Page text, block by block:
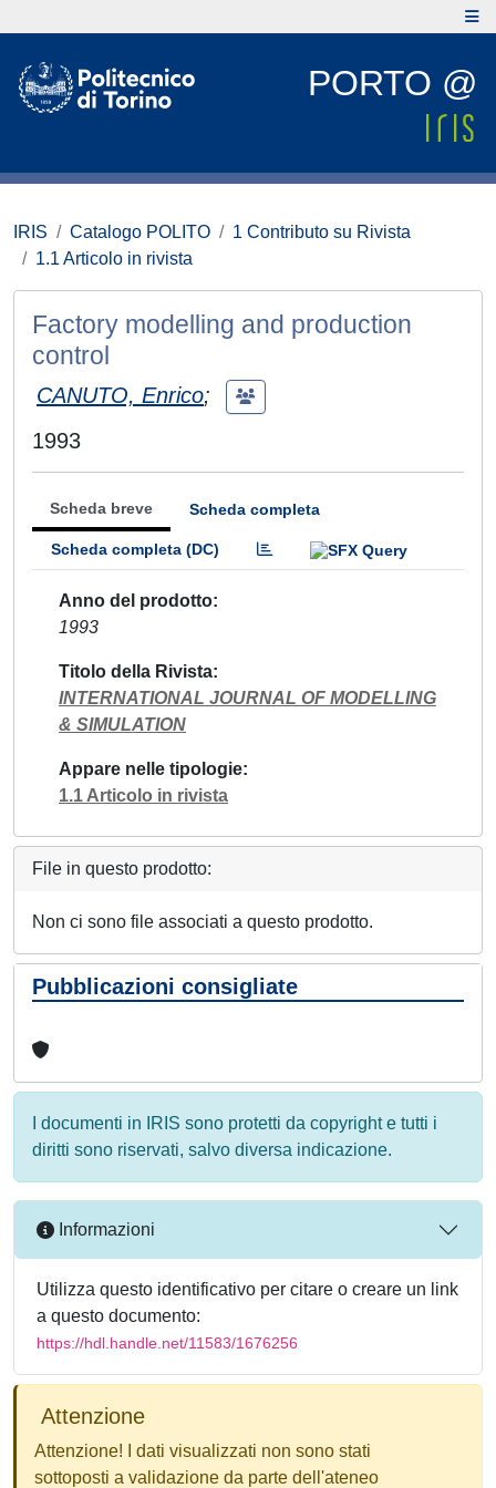
PORTO @
IRIS Catalogo POLITO
1 Contributo su Rivista
1.1 Articolo in rivista
Factory modelling and production
control
CANUTO, Enrico;
1993
Scheda breve Scheda completa
Scheda completa (DC)
Anno del prodotto
1993
Titolo della Rivista
INTERNATIONAL JOURNAL OF MODELLING
& SIMULATION
Appare nelle tipologie
1.1 Articolo in rivista
File in questo prodotto:
Non ci sono file associati a questo prodotto.
Pubblicazioni consigliate
I documenti in IRIS sono protetti da copyright e tutti i
diritti sono riservati, salvo diversa indicazione.
Informazioni
Utilizza questo identificativo per citare o creare un link
a questo documento:
https://hdl.handle.net/11583/1676256
Attenzione
Attenzione! I dati visualizzati non sono stati
sottoposti a validazione da parte dell'ateneo